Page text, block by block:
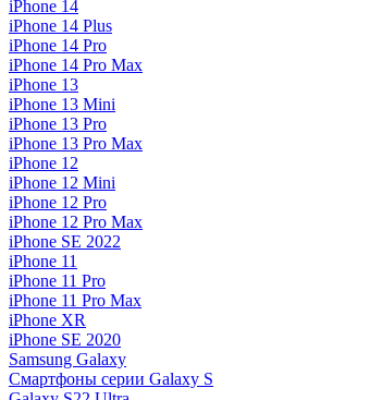
iPhone 14
iPhone 14 Plus
iPhone 14 Pro
iPhone 14 Pro Max
iPhone 13
iPhone 13 Mini
iPhone 13 Pro
iPhone 13 Pro Max
iPhone 12
iPhone 12 Mini
iPhone 12 Pro
iPhone 12 Pro Max
iPhone SE 2022
iPhone 11
iPhone 11 Pro
iPhone 11 Pro Max
iPhone XR
iPhone SE 2020
Samsung Galaxy
Смартфоны серии Galaxy S